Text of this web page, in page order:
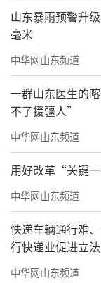
山东暴雨预警升
毫米
中华网山东频道
一群山东医生的
不了援疆人”
中华网山东频道
用好改革“关键
中华网山东频道
快递车辆通行难
行快递业促进立
中华网山东频道